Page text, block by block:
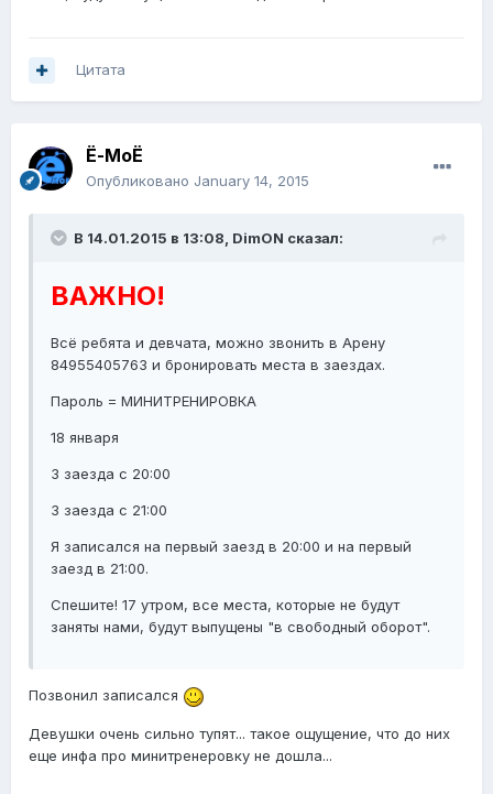
Цитата
Ё-МоЁ
Опубликовано January 14, 2015
В 14.01.2015 в 13:08, DimON сказал:
ВАЖНО!
Всё ребята и девчата, можно звонить в Арену
84955405763 и бронировать места в заездах.
Пароль = МИНИТРЕНИРОВКА
18 января
3 заезда с 20:00
3 заезда с 21:00
Я записался на первый заезд в 20:00 и на первый
заезд в 21:00.
Спешите! 17 утром, все места, которые не будут
заняты нами, будут выпущены "в свободный оборот".
Позвонил записался
Девушки очень сильно тупят... такое ощущение, что до них
еще инфа про минитренеровку не дошла...